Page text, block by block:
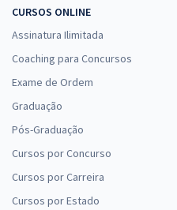
CURSOS ONLINE
Assinatura Ilimitada
Coaching para Concursos
Exame de Ordem
Graduação
Pós-Graduação
Cursos por Concurso
Cursos por Carreira
Cursos por Estado